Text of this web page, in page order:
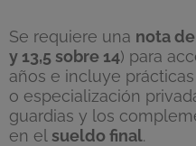
Se requiere una nota
y 13,5 sobre 14) para
años e incluye
o especialización
guardias y los
en el sueldo final.